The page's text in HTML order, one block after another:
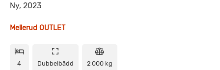
Ny, 2023
Mellerud OUTLET
4 Dubbelbädd 2 000 kg